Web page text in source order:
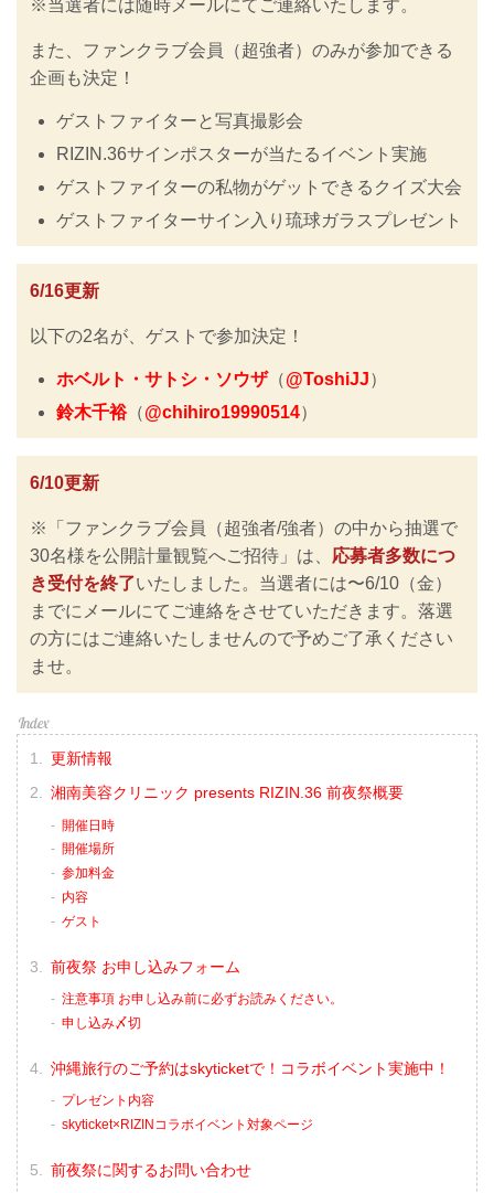
※当選者には随時メールにてご連絡いたします。
また、ファンクラブ会員（超強者）のみが参加できる
企画も決定！
ゲストファイターと写真撮影会
RIZIN.36サインポスターが当たるイベント実施
ゲストファイターの私物がゲットできるクイズ大会
ゲストファイターサイン入り琉球ガラスプレゼント
6/16更新
以下の2名が、ゲストで参加決定！
ホベルト・サトシ・ソウザ（@ToshiJJ）
鈴木千裕（@chihiro19990514）
6/10更新
※「ファンクラブ会員（超強者/強者）の中から抽選で
30名様を公開計量観覧へご招待」は、 応募者多数につ
き受付を終了いたしました。当選者には〜6/10（金）
までにメールにてご連絡をさせていただきます。落選
の方にはご連絡いたしませんので予めご了承ください
ませ。
更新情報
湘南美容クリニック presents RIZIN.36 前夜祭概要
開催日時
開催場所
参加料金
内容
ゲスト
前夜祭 お申し込みフォーム
注意事項 お申し込み前に必ずお読みください。
申し込み〆切
沖縄旅行のご予約はskyticketで！コラボイベント実施中！
プレゼント内容
skyticket×RIZINコラボイベント対象ページ
前夜祭に関するお問い合わせ